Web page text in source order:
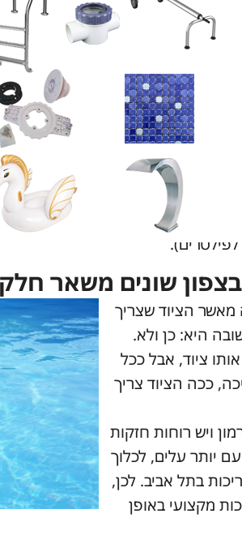
הנה הפריטים שחובה להכיר-
בצורות, גדלים ובמחירים משתנים,
להזרים את המים כדי שלא
רובוט לבריכה
סקר שוק לפני רכישה.
לבריכות, כשמן כן הן, מאפשרות
לשמור על ניקיון הבריכה, מה
שונים משאר
מאשר הציוד שצריך
היא: כן ולא.
ציוד, אבל ככל
ככה הציוד צריך
ויש רוחות חזקות
יותר עלים, לכלוך
בתל אביב. לכן,
מקצועי באופן